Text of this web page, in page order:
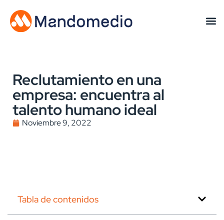
Reclutamiento en una
empresa: encuentra al
talento humano ideal
Noviembre 9, 2022
Tabla de contenidos